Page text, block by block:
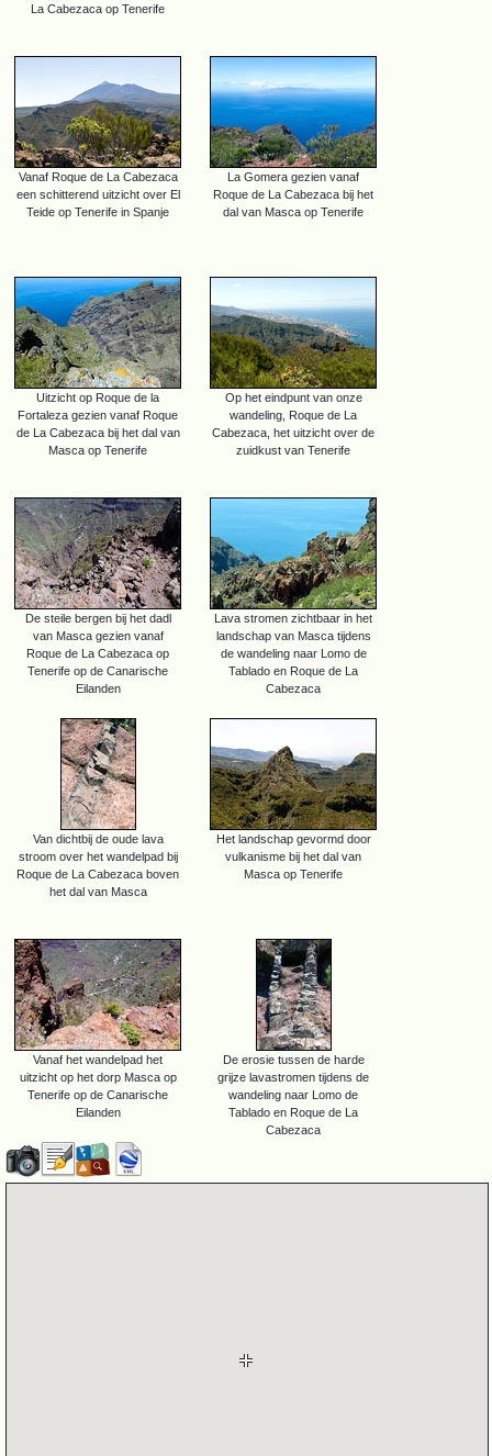
La Cabezaca op Tenerife
Vanaf Roque de La Cabezaca
een schitterend uitzicht over El
Teide op Tenerife in Spanje
La Gomera gezien vanaf
Roque de La Cabezaca bij het
dal van Masca op Tenerife
Uitzicht op Roque de la
Fortaleza gezien vanaf Roque
de La Cabezaca bij het dal van
Masca op Tenerife
Op het eindpunt van onze
wandeling, Roque de La
Cabezaca, het uitzicht over de
zuidkust van Tenerife
De steile bergen bij het dadl
van Masca gezien vanaf
Roque de La Cabezaca op
Tenerife op de Canarische
Eilanden
Lava stromen zichtbaar in het
landschap van Masca tijdens
de wandeling naar Lomo de
Tablado en Roque de La
Cabezaca
Van dichtbij de oude lava
stroom over het wandelpad bij
Roque de La Cabezaca boven
het dal van Masca
Het landschap gevormd door
vulkanisme bij het dal van
Masca op Tenerife
Vanaf het wandelpad het
uitzicht op het dorp Masca op
Tenerife op de Canarische
Eilanden
De erosie tussen de harde
grijze lavastromen tijdens de
wandeling naar Lomo de
Tablado en Roque de La
Cabezaca